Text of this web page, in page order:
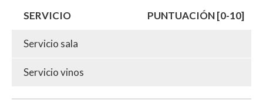
SERVICIO PUNTUACIÓN [0-10]
Servicio sala
Servicio vinos